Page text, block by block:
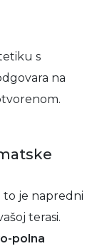
s
na
to je napredni
terasi.
polna